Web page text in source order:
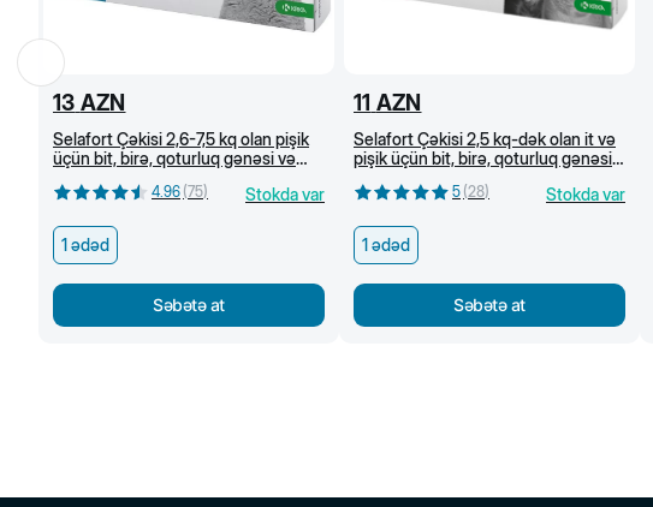
13 AZN
Selafort Çəkisi 2,6-7,5 kq olan pişik
üçün bit, birə, qoturluq gənəsi və
4.96 (75) Stokda var
1 ədəd
Səbətə at
11 AZN
Selafort Çəkisi 2,5 kq-dək olan it və
pişik üçün bit, birə, qoturluq gənəsi
5 (28) Stokda var
1 ədəd
Səbətə at